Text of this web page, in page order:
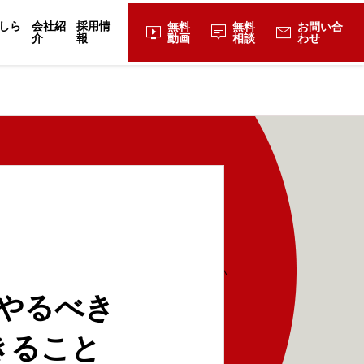
ら 会社紹
介
採用情
報 live_tv 無料
動画
tooltip_2 無料
相談
mail お問い合
わせ
るべき
こと